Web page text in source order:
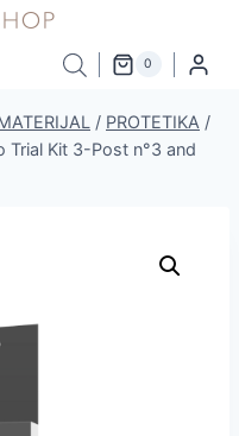
0
/ PROTETIKA /
Trial Kit 3-Post n°3 and